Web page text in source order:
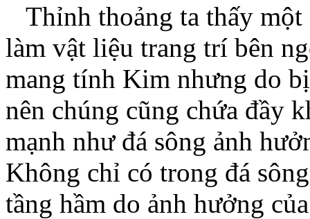
Thỉnh thoảng ta thấy một
làm vật liệu trang trí bên
mang tính Kim nhưng do
nên chúng cũng chứa đầy
mạnh như đá sông ảnh
Không chỉ có trong đá
tầng hầm do ảnh hưởng